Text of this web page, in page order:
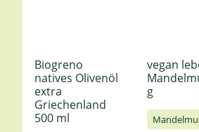
Biogreno
natives Olivenöl
extra
Griechenland
500 ml
vegan
g